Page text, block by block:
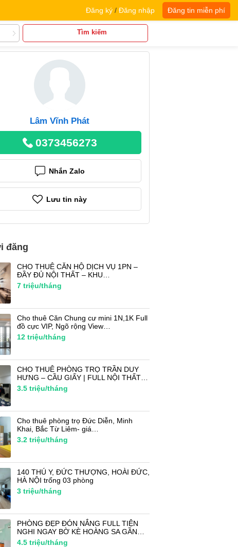
Đăng ký / Đăng nhập Đăng tin miễn phí
Tìm kiếm
Lâm Vĩnh Phát
0373456273
Nhắn Zalo
Lưu tin này
đăng
CHO THUÊ CĂN HỘ DỊCH VỤ 1PN –
ĐẦY ĐỦ NỘI THẤT – KHU…
7 triệu/tháng
Cho thuê Căn Chung cư mini 1N,1K Full
đồ cực VIP, Ngõ rộng View…
12 triệu/tháng
CHO THUÊ PHÒNG TRỌ TRẦN DUY
HƯNG – CẦU GIẤY | FULL NỘI THẤT…
3.5 triệu/tháng
Cho thuê phòng trọ Đức Diễn, Minh
Khai, Bắc Từ Liêm- giá…
3.2 triệu/tháng
140 THÚ Y, ĐỨC THƯỢNG, HOÀI ĐỨC,
HÀ NỘI trống 03 phòng
3 triệu/tháng
PHÒNG ĐẸP ĐÓN NẮNG FULL TIỆN
NGHI NGAY BỜ KÈ HOÀNG SA GẦN…
4.5 triệu/tháng